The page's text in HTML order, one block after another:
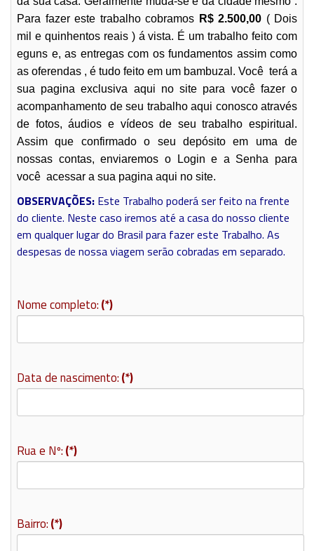
Para fazer este trabalho cobramos R$ 2.500,00 ( Dois
mil e quinhentos reais ) á vista. É um trabalho feito com
eguns e, as entregas com os fundamentos assim como
as oferendas , é tudo feito em um bambuzal. Você terá a
sua pagina exclusiva aqui no site para você fazer o
acompanhamento de seu trabalho aqui conosco através
de fotos, áudios e vídeos de seu trabalho espiritual.
Assim que confirmado o seu depósito em uma de
nossas contas, enviaremos o Login e a Senha para
você acessar a sua pagina aqui no site.
OBSERVAÇÕES: Este Trabalho poderá ser feito na frente
do cliente. Neste caso iremos até a casa do nosso cliente
em qualquer lugar do Brasil para fazer este Trabalho. As
despesas de nossa viagem serão cobradas em separado.
Nome completo:(*)
Data de nascimento:(*)
Rua e Nº:(*)
Bairro:(*)